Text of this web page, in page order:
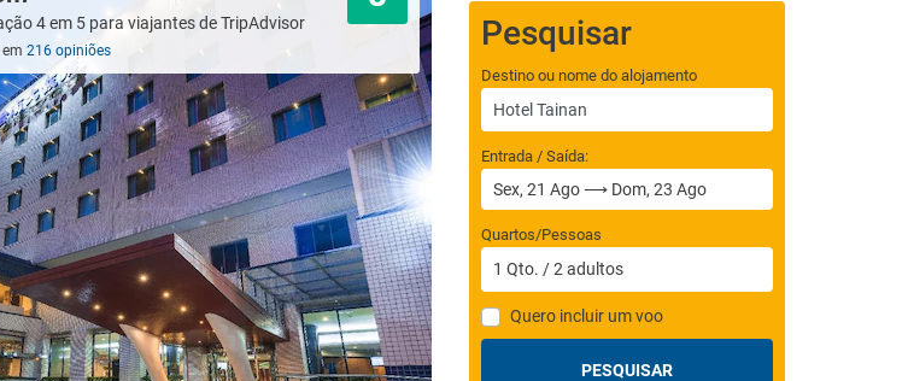
em216 opiniões Pesquisar
Destino ou nome do alojamento
Entrada / Saída:
Quartos/Pessoas
1 Qto. /2 adultos
Quero incluir um voo
PESQUISAR